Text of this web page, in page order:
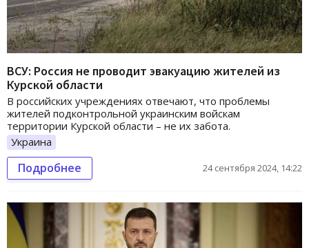
ВСУ: Россия не проводит эвакуацию жителей из
Курской области
В российских учреждениях отвечают, что проблемы
жителей подконтрольной украинским войскам
территории Курской области – не их забота.
Украина
Подробнее 24 сентября 2024, 14:22